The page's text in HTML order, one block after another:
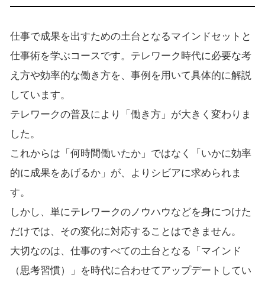
仕事で成果を出すための土台となるマインドセットと
仕事術を学ぶコースです。テレワーク時代に必要な考
え方や効率的な働き方を、事例を用いて具体的に解説
しています。
テレワークの普及により「働き方」が大きく変わりま
した。
これからは「何時間働いたか」ではなく「いかに効率
的に成果をあげるか」が、よりシビアに求められま
す。
しかし、単にテレワークのノウハウなどを身につけた
だけでは、その変化に対応することはできません。
大切なのは、仕事のすべての土台となる「マインド
（思考習慣）」を時代に合わせてアップデートしてい